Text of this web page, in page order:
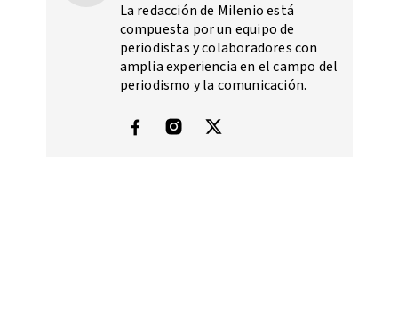
La redacción de Milenio está
compuesta por un equipo de
periodistas y colaboradores con
amplia experiencia en el campo del
periodismo y la comunicación.